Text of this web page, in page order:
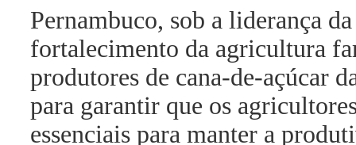
Pernambuco, sob a liderança
fortalecimento da agricultura
produtores de cana-de-açúcar
para garantir que os
essenciais para manter a